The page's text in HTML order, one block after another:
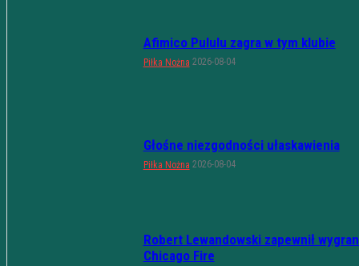
Afimico Pululu zagra w tym klubie
Piłka Nożna 2026-08-04
Głośne niezgodności ułaskawienia
Piłka Nożna 2026-08-04
Robert Lewandowski zapewnił
Chicago Fire